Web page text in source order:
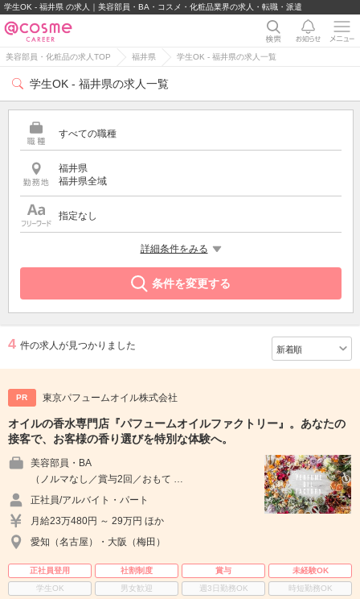
学生OK - 福井県 の求人｜美容部員・BA・コスメ・化粧品業界の求人・転職・派遣
美容部員・化粧品の求人TOP 福井県 学生OK - 福井県の求人一覧
学生OK - 福井県の求人一覧
すべての職種
福井県
福井県全域
指定なし
詳細条件をみる
条件を変更する
4 件の求人が見つかりました
PR 東京パフュームオイル株式会社
オイルの香水専門店『パフュームオイルファクトリー』。あなたの
接客で、お客様の香り選びを特別な体験へ。
美容部員・BA
（ノルマなし／賞与2回／おもて …
正社員/アルバイト・パート
月給23万480円 ～ 29万円 ほか
愛知（名古屋）・大阪（梅田）
正社員登用 社割制度 賞与
未経験OK
学生OK
男女歓迎 週3日勤務OK
時短勤務OK